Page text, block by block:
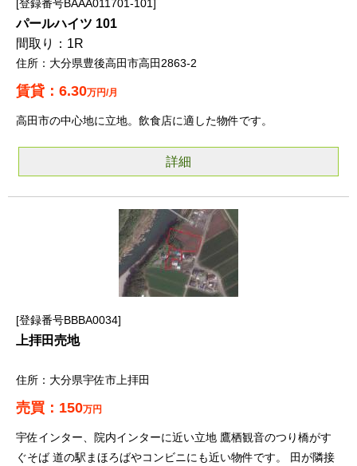
登録番号BAAA011701-101
パールハイツ 101
1R
大分県豊後高田市高田2863-2
6.30万円/月
高田市の中心地に立地。飲食店に適した物件です。
詳細
登録番号BBBA0034
上拝田売地
大分県宇佐市上拝田
150万円
宇佐インター、院内インターに近い立地 鷹栖観音のつり橋がす
ぐそば 道の駅まほろばやコンビニにも近い物件です。 田が隣接